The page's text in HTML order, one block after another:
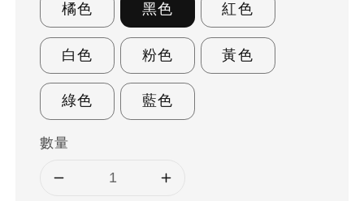
橘色 黑色 紅色
白色 粉色 黃色
綠色 藍色
數量